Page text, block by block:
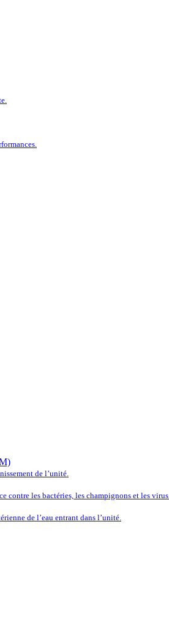
de l’unité.
les bactéries, les champignons et les virus.
de l’eau entrant dans l’unité.